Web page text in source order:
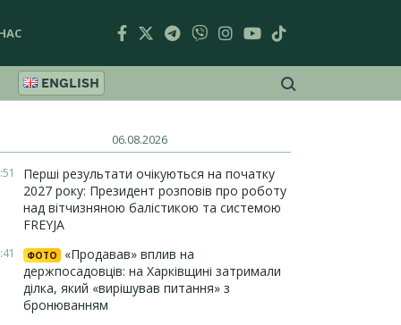
ENGLISH
06.08.2026
Перші результати очікуються на початку
2027 року: Президент розповів про роботу
над вітчизняною балістикою та системою
FREYJA
ФОТО
«Продавав» вплив на
держпосадовців: на Харківщині затримали
ділка, який «вирішував питання» з
бронюванням